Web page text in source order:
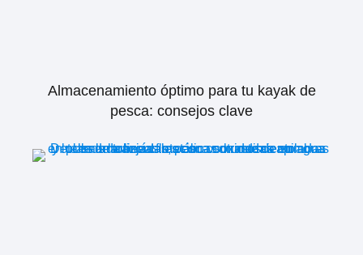
Almacenamiento óptimo para tu kayak de
pesca: consejos clave